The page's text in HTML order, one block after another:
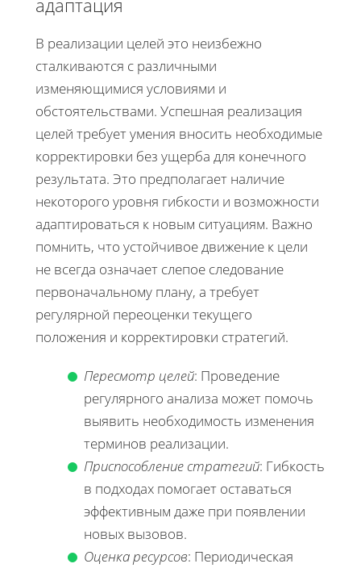
В реализации целей это неизбежно
сталкиваются с различными
изменяющимися условиями и
обстоятельствами. Успешная реализация
целей требует умения вносить необходимые
корректировки без ущерба для конечного
результата. Это предполагает наличие
некоторого уровня гибкости и возможности
адаптироваться к новым ситуациям. Важно
помнить, что устойчивое движение к цели
не всегда означает слепое следование
первоначальному плану, а требует
регулярной переоценки текущего
положения и корректировки стратегий.
Пересмотр целей: Проведение
регулярного анализа может помочь
выявить необходимость изменения
терминов реализации.
Приспособление стратегий: Гибкость
в подходах помогает оставаться
эффективным даже при появлении
новых вызовов.
Оценка ресурсов: Периодическая